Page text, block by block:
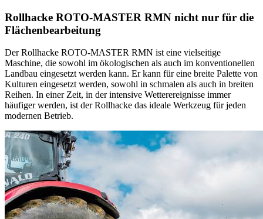
Rollhacke ROTO-MASTER RMN nicht nur für die
Flächenbearbeitung
Der Rollhacke ROTO-MASTER RMN ist eine vielseitige
Maschine, die sowohl im ökologischen als auch im konventionellen
Landbau eingesetzt werden kann. Er kann für eine breite Palette von
Kulturen eingesetzt werden, sowohl in schmalen als auch in breiten
Reihen. In einer Zeit, in der intensive Wetterereignisse immer
häufiger werden, ist der Rollhacke das ideale Werkzeug für jeden
modernen Betrieb.